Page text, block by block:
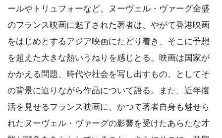
ールやトリュフォーなど、ヌーヴェル・ヴァーグ全盛
のフランス映画に魅了された著者は、やがて香港映画
をはじめとするアジア映画にたどり着き、そこに予想
を超えた大きな熱いうねりを感じとる。映画は国家が
かかえる問題、時代や社会を写し出すもの、としてそ
の背景に迫りながら作品について語る。また、近年復
活を見せるフランス映画に、かつて著者自身も魅せら
れたヌーヴェル・ヴァーグの影響を受けたあらたな才